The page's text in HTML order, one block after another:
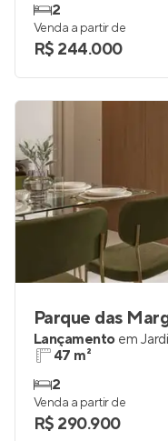
2
Venda a partir de
R$ 244.000
Parque das
Lançamento em
47 m²
2
Venda a partir de
R$ 290.900